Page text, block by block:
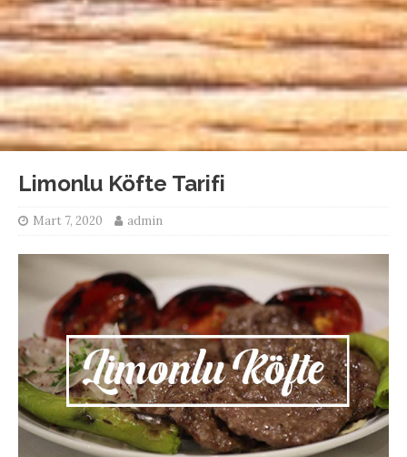
Limonlu Köfte Tarifi
Mart 7, 2020 admin